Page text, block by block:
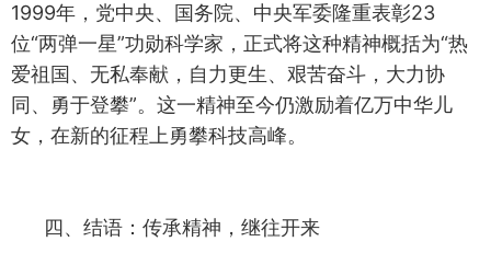
1999年，党中央、国务院、中央军委隆重表彰23
位“两弹一星”功勋科学家，正式将这种精神概括为“热
爱祖国、无私奉献，自力更生、艰苦奋斗，大力协
同、勇于登攀”。这一精神至今仍激励着亿万中华儿
女，在新的征程上勇攀科技高峰。
四、结语：传承精神，继往开来